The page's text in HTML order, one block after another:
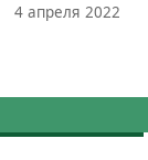
4 апреля 2022